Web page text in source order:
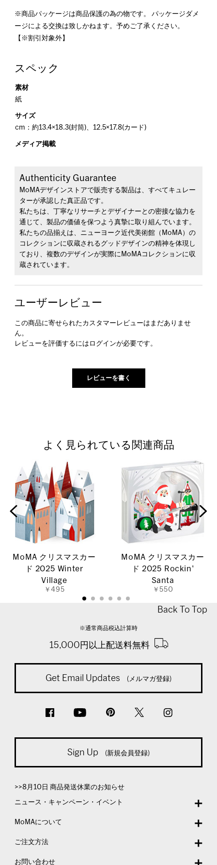
※商品パッケージは商品保護の為の物です。 パッケージダメ
ージによる交換は致しかねます。予めご了承ください。
【※割引対象外】
スペック
素材
紙
サイズ
cm：約13.4×18.3(封筒)、12.5×17.8(カード)
メディア掲載
Authenticity Guarantee
MoMAデザインストアで販売する製品は、すべてキュレー
ターが承認した真正品です。
私たちは、丁寧なリサーチとデザイナーとの密接な協力を
通じて、製品の価値を保つよう真摯に取り組んでいます。
私たちの品揃えは、ニューヨーク近代美術館（MoMA）の
コレクションに収蔵されるグッドデザインの精神を体現し
ており、複数のデザインが実際にMoMAコレクションに収
蔵されています。
ユーザーレビュー
この商品に寄せられたカスタマーレビューはまだありませ
ん。
レビューを評価するには ログインが必要です。
よく見られている関連商品
MoMA クリスマスカー
ド 2025 Winter
Village
￥495
MoMA クリスマスカー
ド 2025 Rockin'
Santa
￥550
Back To Top
※通常商品税込計算時
15,000円以上配送料無料
Get Email Updates (メルマガ登録)
Sign Up (新規会員登録)
>>8月10日 商品発送休業のお知らせ
ニュース・キャンペーン・イベント
MoMAについて
ご注文方法
お問い合わせ